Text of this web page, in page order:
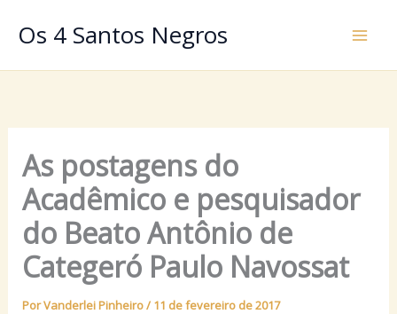
paraOs 4 Santos Negros
As postagens do
Acadêmico e pesquisador
do Beato Antônio de
Categeró Paulo Navossat
PorVanderlei Pinheiro/ 11 de fevereiro de 2017